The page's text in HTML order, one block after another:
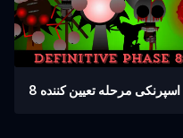
اسپرنکی مرحله تعیین کننده 8